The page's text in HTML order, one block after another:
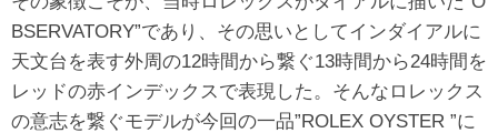
BSERVATORY”であり、その思いとしてインダイアルに
天文台を表す外周の12時間から繋ぐ13時間から24時間を
レッドの赤インデックスで表現した。そんなロレックス
の意志を繋ぐモデルが今回の一品”ROLEX OYSTER ”に